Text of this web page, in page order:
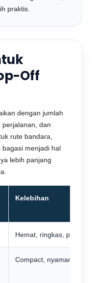
praktis.
Off
dengan jumlah
perjalanan, dan
rute bandara,
bagasi menjadi hal
lebih panjang
Kelebihan
Hemat, ringkas, praktis
Compact, nyaman,